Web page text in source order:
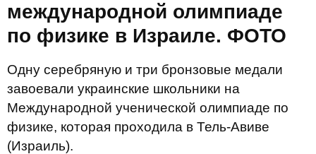
международной олимпиаде
по физике в Израиле. ФОТО
Одну серебряную и три бронзовые медали
завоевали украинские школьники на
Международной ученической олимпиаде по
физике, которая проходила в Тель-Авиве
(Израиль).